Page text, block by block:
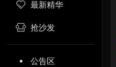
最新精华
抢沙发
公告区